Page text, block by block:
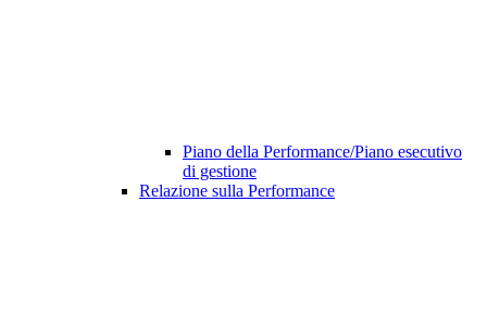
Piano della Performance/Piano esecutivo
di gestione
Relazione sulla Performance